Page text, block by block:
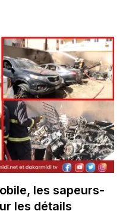
les sapeurs-
les détails